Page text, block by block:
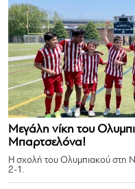
Μεγάλη νίκη του
Μπαρτσελόνα!
Η σχολή του Ολυμπιακού στη
2-1.